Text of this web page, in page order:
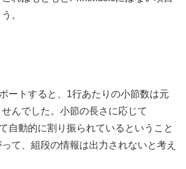
。
ートすると、1行あたりの小節数は元
んでした。小節の長さに応じて
自動的に割り振られているということ
て、組段の情報は出力されないと考え